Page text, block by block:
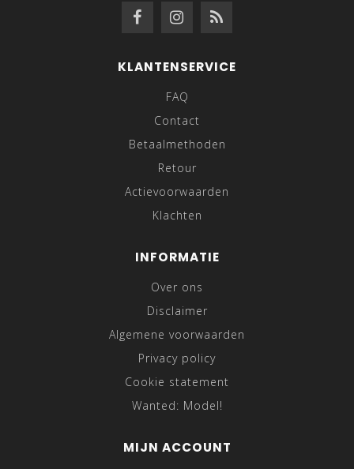
KLANTENSERVICE
FAQ
Contact
Betaalmethoden
Retour
Actievoorwaarden
Klachten
INFORMATIE
Over ons
Disclaimer
Algemene voorwaarden
Privacy policy
Cookie statement
Wanted: Model!
MIJN ACCOUNT